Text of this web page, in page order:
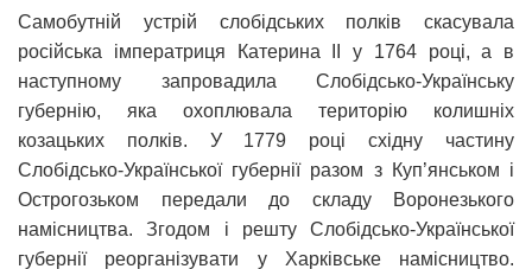
Самобутній устрій слобідських полків скасувала
російська імператриця Катерина ІІ у 1764 році, а в
наступному запровадила Слобідсько-Українську
губернію, яка охоплювала територію колишніх
козацьких полків. У 1779 році східну частину
Слобідсько-Української губернії разом з Куп’янськом і
Острогозьком передали до складу Воронезького
намісництва. Згодом і решту Слобідсько-Української
губернії реорганізувати у Харківське намісництво.